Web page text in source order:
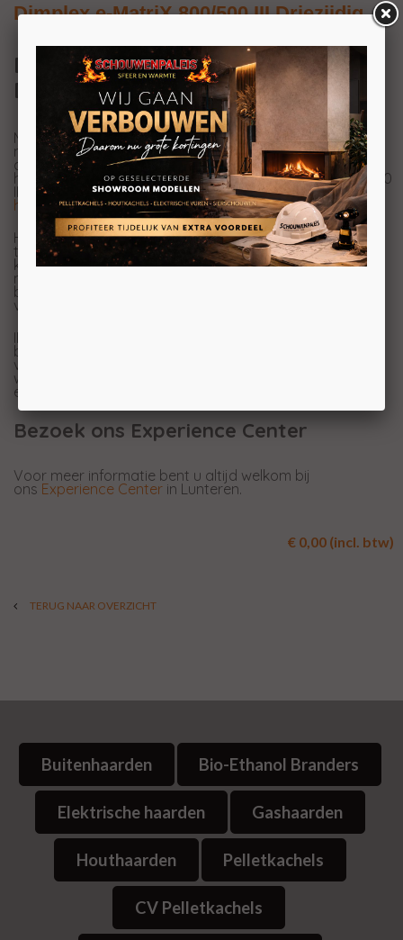
Dimplex e-MatriX 800/500 III Driezijdig
Dimplex e-MatriX Mood 800/500 III
Driezijdig
Met de e-MatriX 800/500 III heeft Dimplex weer een
mooieelektrischehaard toegevoegd aan het
assortiment. Met deze haard geniet u van een prachtig
hoogwaardig haardvuur. De driezijdige e-MatriX 800/500
III is in te bouwen naar uw stijl, wat bijgas- en
houthaardenniet altijd mogelijk is.
Het vlammenspel is te danken aan deOpti-myst
technologie. Dit is een samenspel van opwervelende
koudwaternevel en speciale Led-verlichting. De Opti-
myst technologie bestaat niet alleen uit een prachtig
beeld, maar er komt ook geluid aan te pas. Het geluid
van knisperend hout maakt deze haard helemaal af!
IDe e-MatriX wordt standaard geleverd met zowel
bodem- als topverlichting. Deze subtiele LED-verlichting
versterkt de uitstraling van het houtset en gloeibed,
waardoor ook zonder actieve gasvlammen een sfeervol
en realistisch vuurbeeld ontstaat.
Bezoek ons Experience Center
Voor meer informatie bent u altijd welkom bij
ons Experience Center in Lunteren.
€ 0,00 (incl. btw)
TERUG NAAR OVERZICHT
Buitenhaarden Bio-Ethanol Branders
Elektrische haarden Gashaarden
Houthaarden Pelletkachels
CV Pelletkachels